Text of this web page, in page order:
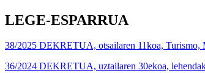
LEGE-ESPARRUA
38/2025 DEKRETUA, otsailaren 11koa, Turismo,
36/2024 DEKRETUA, uztailaren 30ekoa,